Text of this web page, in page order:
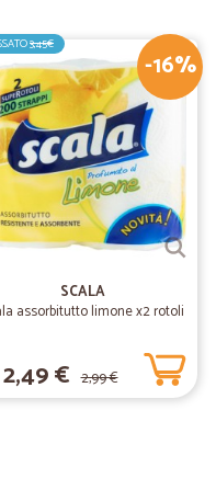
04/12/2018 -16%
3,45€
SCALA
assorbitutto limone x2 rotoli
2,49 € 2,99 €